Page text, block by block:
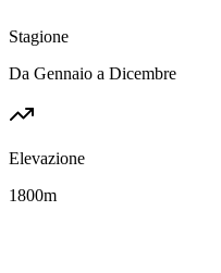
Stagione
Da Gennaio a Dicembre
Elevazione
1800m